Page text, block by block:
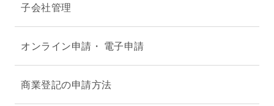
子会社管理
オンライン申請・ 電子申請
商業登記の申請方法